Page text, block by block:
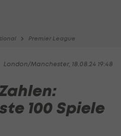
Premier League
London/Manchester, 18.08.24 19:48
100 Spiele